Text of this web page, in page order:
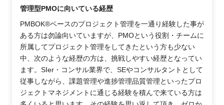
管理型PMOに向いている経歴
PMBOK®ベースのプロジェクト管理を一通り経験した事が
ある方は勿論向いていますが、PMOという役割・チームに
所属してプロジェクト管理をしてきたという方も少ない
中、次のような経歴の方は、挑戦しやすい経歴となってい
ます。SIer・コンサル業界で、SEやコンサルタントとして
従事しながら、課題管理や進捗管理品質管理といったプロ
ジェクトマネジメントに通じる経験を積んで来ている方は